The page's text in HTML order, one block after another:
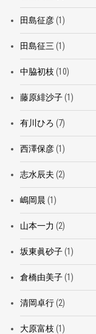
田島征彦(1)
田島征三 (1)
中脇初枝 (10)
藤原緋沙子(1)
有川ひろ (7)
西澤保彦(1)
志水辰夫 (2)
嶋岡晨 (1)
山本一力 (2)
坂東眞砂子(1)
倉橋由美子(1)
清岡卓行(2)
大原富枝 (1)